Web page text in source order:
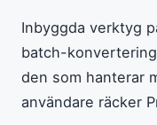
Inbyggda verktyg
batch-
den som hanterar
användare räcker